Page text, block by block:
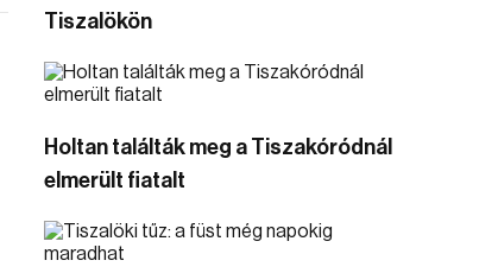
Tiszalökön
Holtan találták meg a Tiszakóródnál
elmerült fiatalt